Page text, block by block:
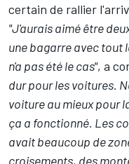
certain de rallier
"J'aurais aimé être
une bagarre avec tout
n'a pas été le cas", a
dur pour les voitures.
voiture au mieux pour
ça a fonctionné. Les
avait beaucoup de
croisements, des